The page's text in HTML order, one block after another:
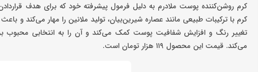
کرم روشن‌کننده پوست ملادرم به دلیل فرمول پیشرفته خود که برای هدف
کرم با ترکیبات طبیعی مانند عصاره شیرین‌بیان، تولید ملانین را مهار می‌کند
تغییر رنگ و افزایش شفافیت پوست کمک می‌کند و آن را به انتخابی محبوب
می‌کند. قیمت این محصول ۱۱۹ هزار تومان است.